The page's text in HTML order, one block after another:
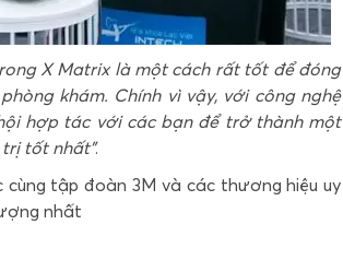
X Matrix là một cách rất tốt để đóng
khám. Chính vì vậy, với công nghệ
hợp tác với các bạn để trở thành một
tốt nhất”.
tập đoàn 3M và các thương hiệu uy
nhất